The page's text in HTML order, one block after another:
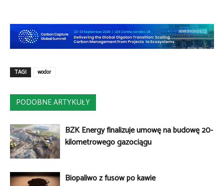
TAGI wodór
PODOBNE ARTYKUŁY
BZK Energy finalizuje umowę na budowę 20-
kilometrowego gazociągu
Biopaliwo z fusów po kawie